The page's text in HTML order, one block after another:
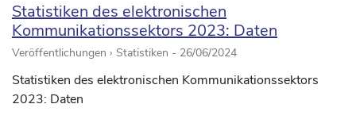
Statistiken des elektronischen
Kommunikationssektors 2023: Daten
Veröffentlichungen › Statistiken - 26/06/2024
Statistiken des elektronischen Kommunikationssektors
2023: Daten